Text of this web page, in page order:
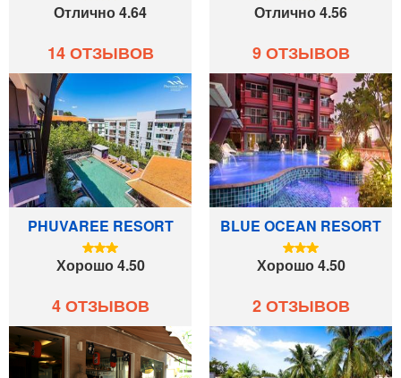
Отлично 4.64
14 ОТЗЫВОВ
Отлично 4.56
9 ОТЗЫВОВ
PHUVAREE RESORT
Хорошо 4.50
4 ОТЗЫВОВ
BLUE OCEAN RESORT
Хорошо 4.50
2 ОТЗЫВОВ